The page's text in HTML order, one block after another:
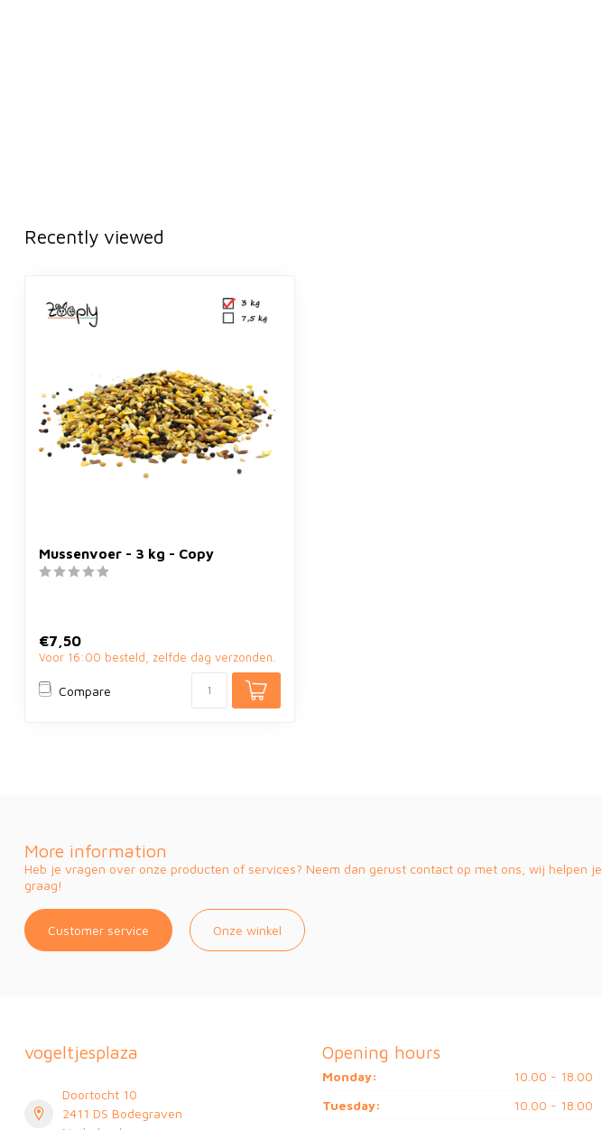
Recently viewed
Mussenvoer - 3 kg - Copy
€7,50
Voor 16:00 besteld, zelfde dag verzonden.
Compare
More information
Heb je vragen over onze producten of services? Neem dan gerust contact op met ons, wij helpen je
graag!
Customer service Onze winkel
vogeltjesplaza
Doortocht 10
2411 DS Bodegraven
Opening hours
Monday:
10.00 - 18.00
Tuesday:
10.00 - 18.00